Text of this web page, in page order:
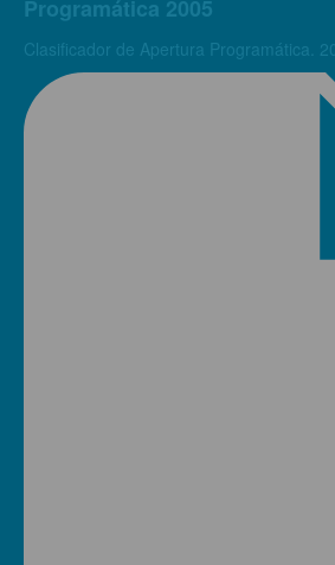
Programática 2005
Clasificador de Apertura Programática.